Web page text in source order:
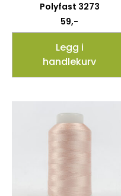
Polyfast 3273
59,-
Legg i
handlekurv